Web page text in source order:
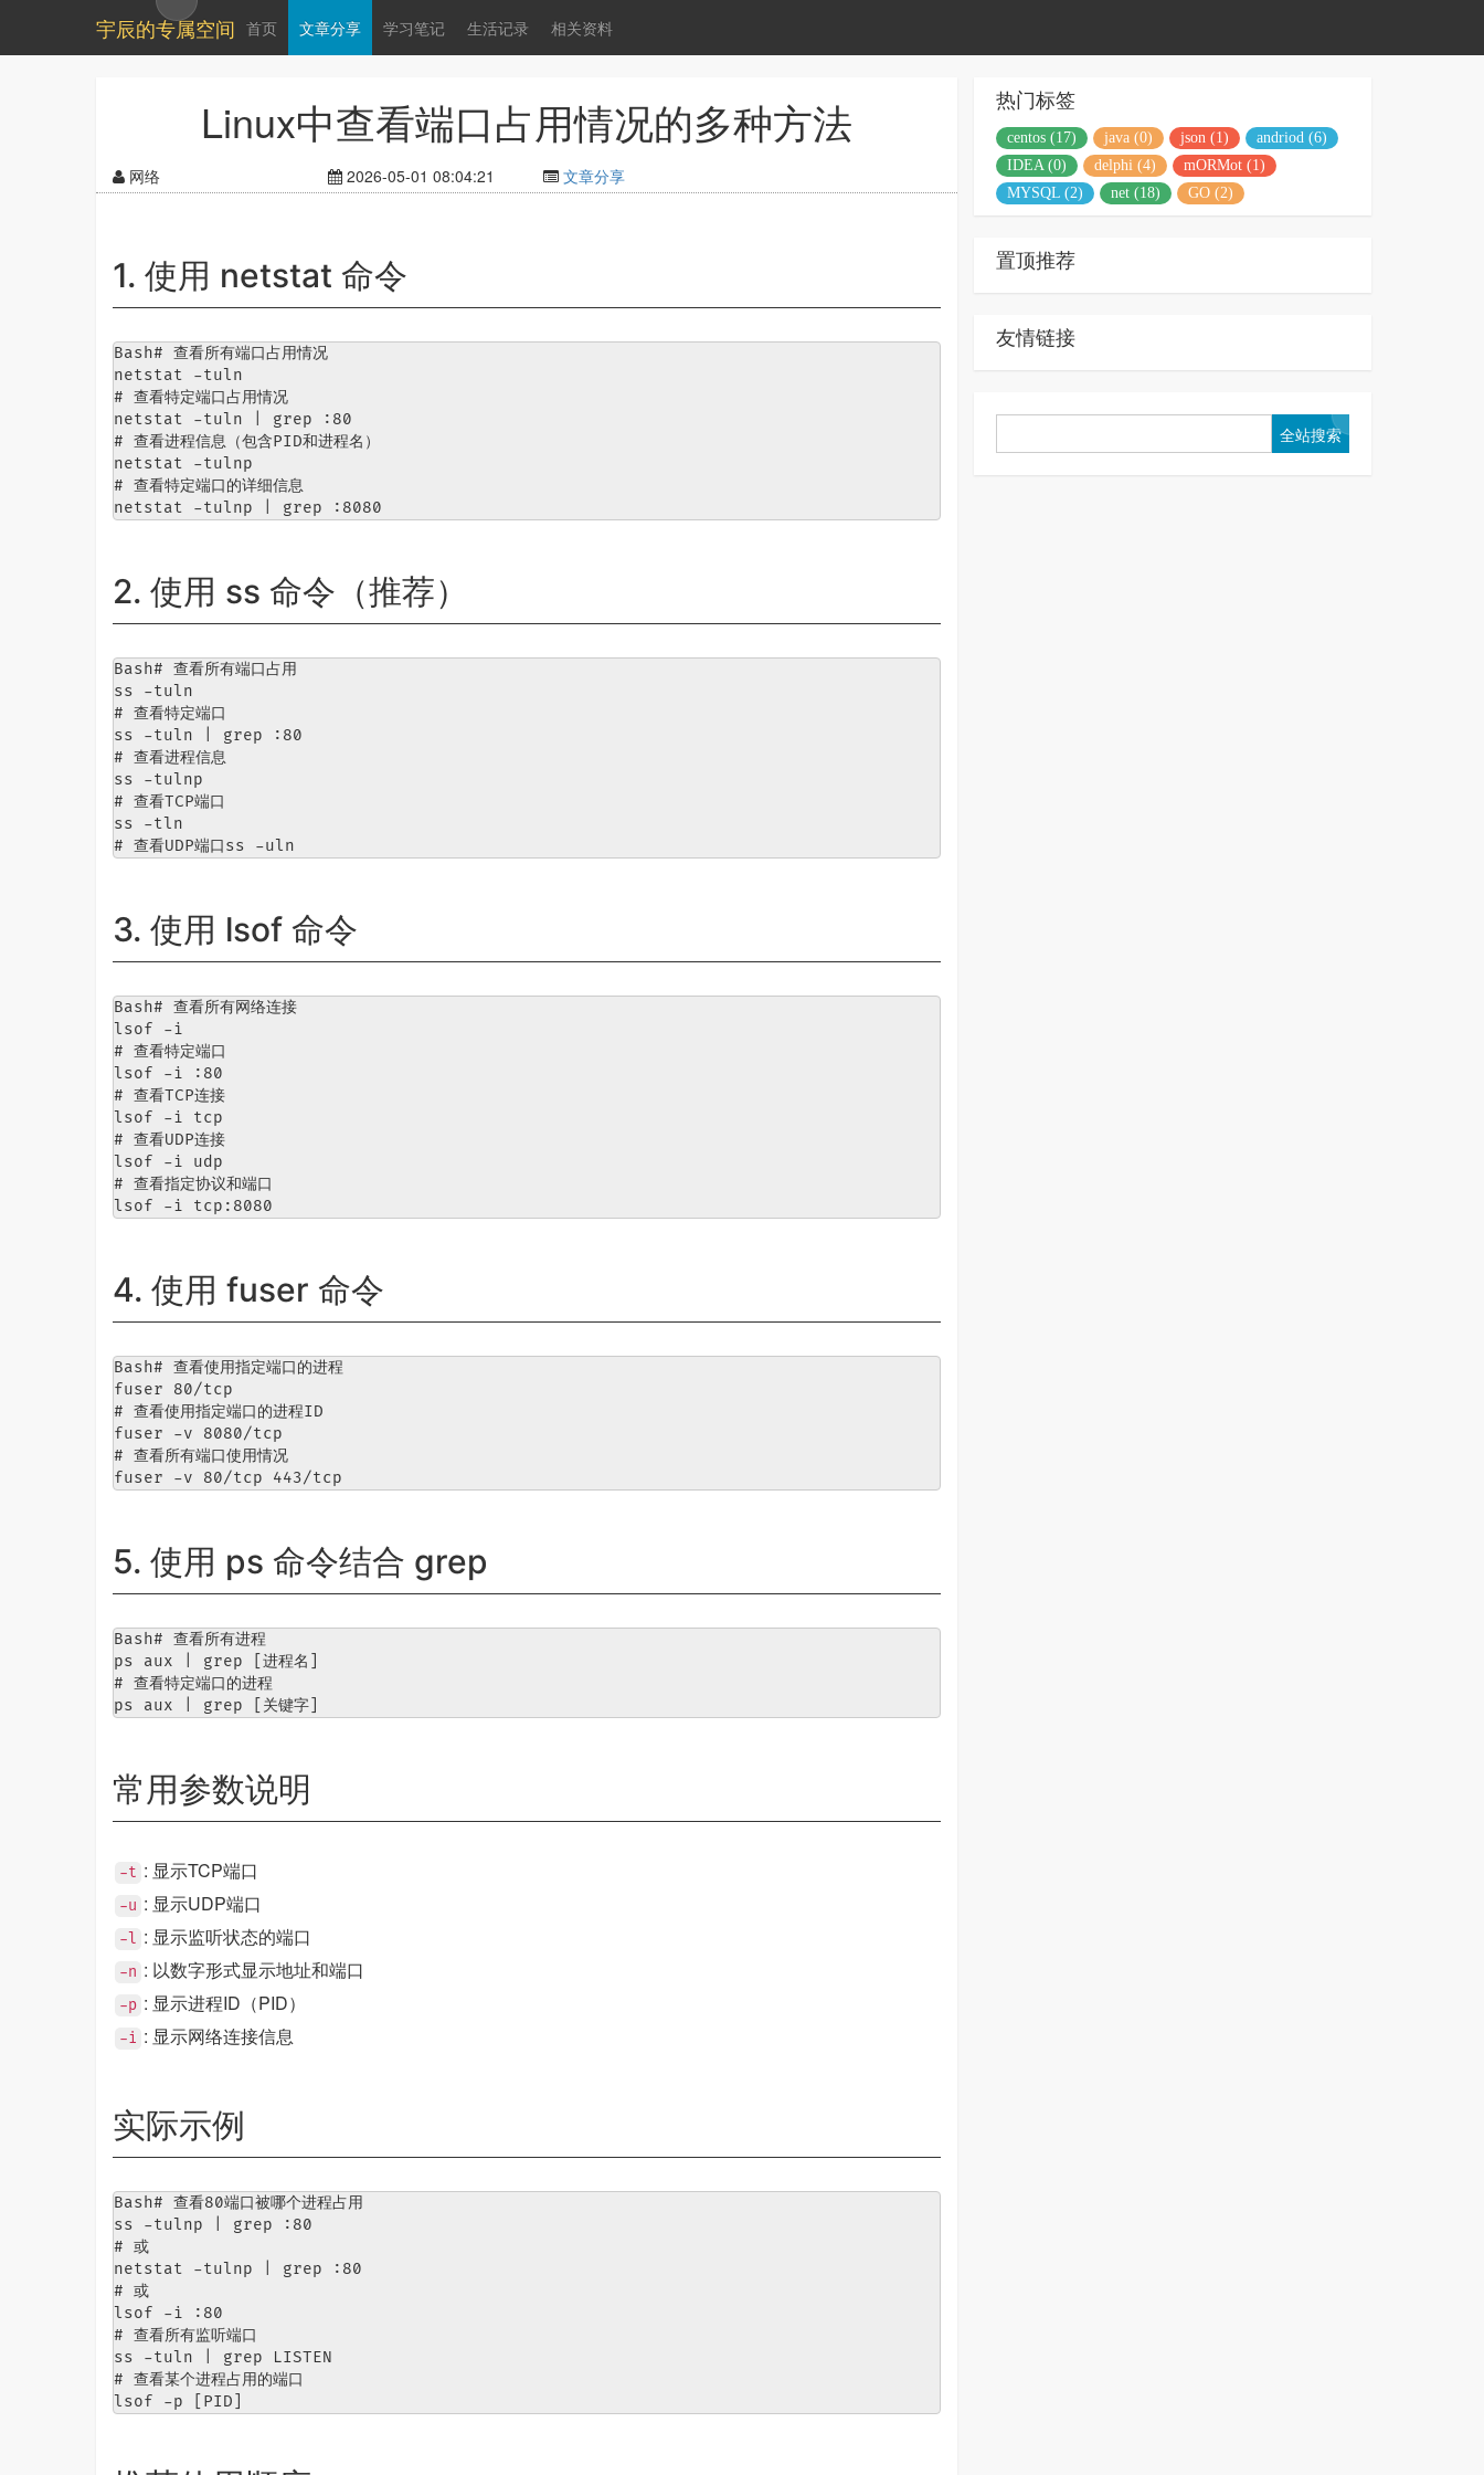
宇辰的专属空间 首页 文章分享 学习笔记 生活记录 相关资料
Linux中查看端口占用情况的多种方法
网络 2026-05-01 08:04:21 文章分享
1. 使用 netstat 命令
Bash# 查看所有端口占用情况
netstat -tuln
# 查看特定端口占用情况
netstat -tuln | grep :80
# 查看进程信息（包含PID和进程名）
netstat -tulnp
# 查看特定端口的详细信息
netstat -tulnp | grep :8080
2. 使用 ss 命令（推荐）
Bash# 查看所有端口占用
ss -tuln
# 查看特定端口
ss -tuln | grep :80
# 查看进程信息
ss -tulnp
# 查看TCP端口
ss -tln
# 查看UDP端口ss -uln
3. 使用 lsof 命令
Bash# 查看所有网络连接
lsof -i
# 查看特定端口
lsof -i :80
# 查看TCP连接
lsof -i tcp
# 查看UDP连接
lsof -i udp
# 查看指定协议和端口
lsof -i tcp:8080
4. 使用 fuser 命令
Bash# 查看使用指定端口的进程
fuser 80/tcp
# 查看使用指定端口的进程ID
fuser -v 8080/tcp
# 查看所有端口使用情况
fuser -v 80/tcp 443/tcp
5. 使用 ps 命令结合 grep
Bash# 查看所有进程
ps aux | grep [进程名]
# 查看特定端口的进程
ps aux | grep [关键字]
常用参数说明
-t : 显示TCP端口
-u : 显示UDP端口
-l : 显示监听状态的端口
-n : 以数字形式显示地址和端口
-p : 显示进程ID（PID）
-i : 显示网络连接信息
实际示例
Bash# 查看80端口被哪个进程占用
ss -tulnp | grep :80
# 或
netstat -tulnp | grep :80
# 或
lsof -i :80
# 查看所有监听端口
ss -tuln | grep LISTEN
# 查看某个进程占用的端口
lsof -p [PID]
热门标签
centos (17) java (0) json (1)
andriod (6)
IDEA (0)
delphi (4)
mORMot (1)
MYSQL (2)
net (18) GO (2)
置顶推荐
友情链接